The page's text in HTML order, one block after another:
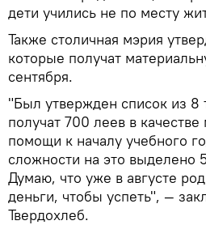
дети учились не по месту
Также столичная мэрия
которые получат
сентября.
"Был утвержден список из 8
получат 700 леев в
помощи к началу учебного
сложности на это выделено
Думаю, что уже в августе
деньги, чтобы успеть", —
Твердохлеб.